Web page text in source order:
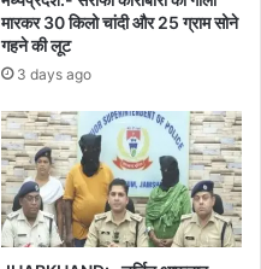
मारकर 30 किलो चांदी और 25 ग्राम सोने
गहने की लूट
3 days ago